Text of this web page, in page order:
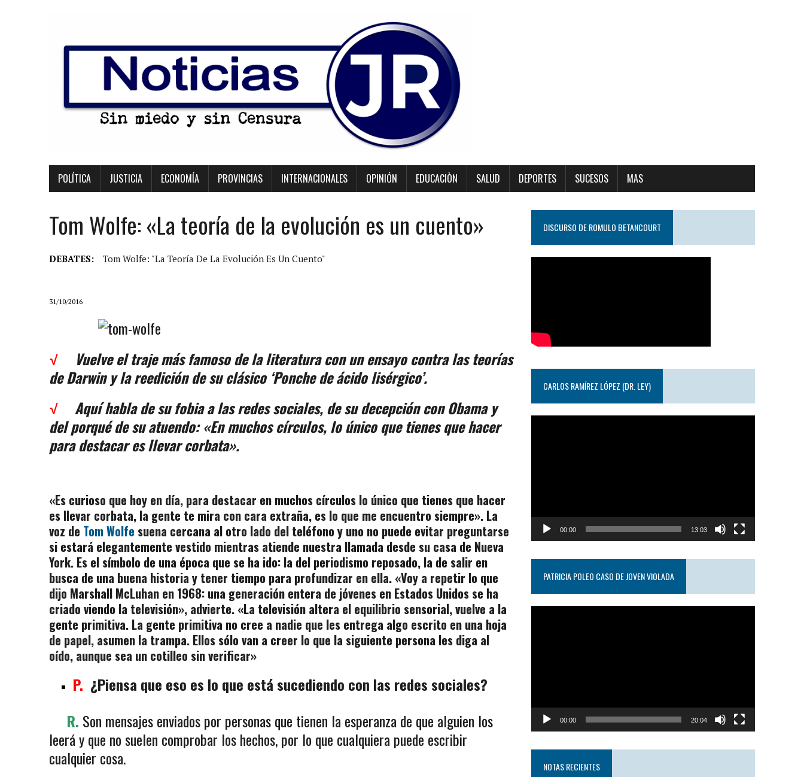
POLÍTICA JUSTICIA ECONOMÍA PROVINCIAS INTERNACIONALES OPINIÓN EDUCACIÒN SALUD DEPORTES SUCESOS MAS
Tom Wolfe: «La teoría de la evolución es un cuento»
DEBATES: Tom Wolfe: "La Teoría De La Evolución Es Un Cuento"
31/10/2016
√
Vuelve el traje más famoso de la literatura con un ensayo contra las teorías
de Darwin y la reedición de su clásico ‘Ponche de ácido lisérgico’.
√ Aquí habla de su fobia a las redes sociales, de su decepción con Obama y
del porqué de su atuendo: «En muchos círculos, lo único que tienes que hacer
para destacar es llevar corbata».
«Es curioso que hoy en día, para destacar en muchos círculos lo único que tienes que hacer
es llevar corbata, la gente te mira con cara extraña, es lo que me encuentro siempre». La
voz de Tom Wolfe suena cercana al otro lado del teléfono y uno no puede evitar preguntarse
si estará elegantemente vestido mientras atiende nuestra llamada desde su casa de Nueva
York. Es el símbolo de una época que se ha ido: la del periodismo reposado, la de salir en
busca de una buena historia y tener tiempo para profundizar en ella. «Voy a repetir lo que
dijo Marshall McLuhan en 1968: una generación entera de jóvenes en Estados Unidos se ha
criado viendo la televisión», advierte. «La televisión altera el equilibrio sensorial, vuelve a la
gente primitiva. La gente primitiva no cree a nadie que les entrega algo escrito en una hoja
de papel, asumen la trampa. Ellos sólo van a creer lo que la siguiente persona les diga al
oído, aunque sea un cotilleo sin verificar»
P. ¿Piensa que eso es lo que está sucediendo con las redes sociales?
R. Son mensajes enviados por personas que tienen la esperanza de que alguien los
leerá y que no suelen comprobar los hechos, por lo que cualquiera puede escribir
cualquier cosa.
DISCURSO DE ROMULO BETANCOURT
CARLOS RAMÍREZ LÓPEZ (DR. LEY)
00:00 13:03
PATRICIA POLEO CASO DE JOVEN VIOLADA
00:00 20:04
NOTAS RECIENTES